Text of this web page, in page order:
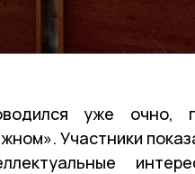
уже очно,
Участники